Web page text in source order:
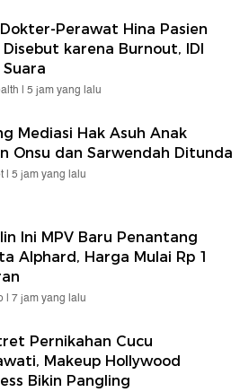
Perawat Hina Pasien
Disebut karena Burnout, IDI
Suara
| 5 jam yang lalu
Mediasi Hak Asuh Anak
Onsu dan Sarwendah Ditunda
| 5 jam yang lalu
Ini MPV Baru Penantang
Alphard, Harga Mulai Rp 1
| 7 jam yang lalu
Pernikahan Cucu
Makeup Hollywood
Bikin Pangling